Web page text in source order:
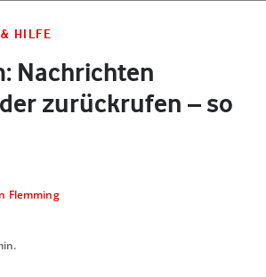
HILFE
Nachrichten
zurückrufen – so
Flemming